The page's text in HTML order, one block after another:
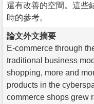
還有改善的空間。這些
時的參考。
論文外文摘要
E-commerce through
traditional business
shopping, more and
products in the
commerce shops grew